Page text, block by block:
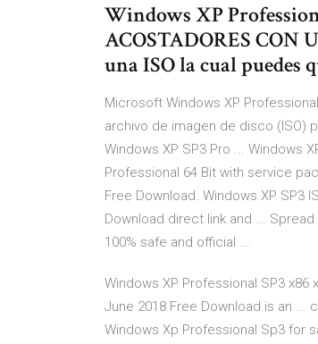
Windows XP
ACOSTADORES CON
una ISO la cual puedes
Microsoft Windows XP
archivo de imagen de disco (ISO)
Windows XP SP3 Pro ... Windows
Professional 64 Bit with service
Free Download. Windows XP SP3
Download direct link and ...
100% safe and official ...
Windows XP Professional SP3 x86
June 2018 Free Download is an ...
Windows Xp Professional Sp3 for